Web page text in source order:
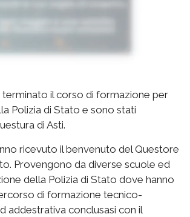
il corso di formazione per
Polizia di Stato e sono stati
di Asti.
ricevuto il benvenuto del Questore
Provengono da diverse scuole ed
della Polizia di Stato dove hanno
di formazione tecnico-
addestrativa conclusasi con il